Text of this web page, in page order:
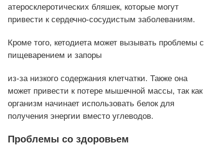
атеросклеротических бляшек, которые могут
привести к сердечно-сосудистым заболеваниям.
Кроме того, кетодиета может вызывать проблемы с
пищеварением и запоры
из-за низкого содержания клетчатки. Также она
может привести к потере мышечной массы, так как
организм начинает использовать белок для
получения энергии вместо углеводов.
Проблемы со здоровьем